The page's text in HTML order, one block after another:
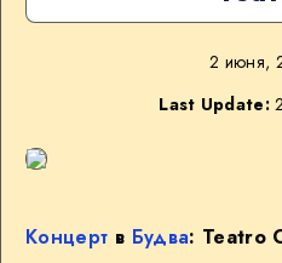
2 июня,
Last Update:
Концерт в Будва: Teatro